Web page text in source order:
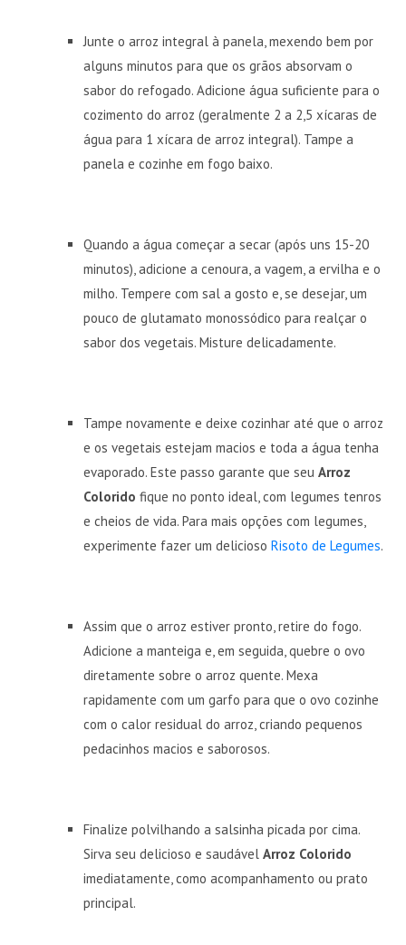
Junte o arroz integral à panela, mexendo bem por
alguns minutos para que os grãos absorvam o
sabor do refogado. Adicione água suficiente para o
cozimento do arroz (geralmente 2 a 2,5 xícaras de
água para 1 xícara de arroz integral). Tampe a
panela e cozinhe em fogo baixo.
Quando a água começar a secar (após uns 15-20
minutos), adicione a cenoura, a vagem, a ervilha e o
milho. Tempere com sal a gosto e, se desejar, um
pouco de glutamato monossódico para realçar o
sabor dos vegetais. Misture delicadamente.
Tampe novamente e deixe cozinhar até que o arroz
e os vegetais estejam macios e toda a água tenha
evaporado. Este passo garante que seuArroz
Colorido fique no ponto ideal, com legumes tenros
e cheios de vida. Para mais opções com legumes,
experimente fazer um deliciosoRisoto de Legumes.
Assim que o arroz estiver pronto, retire do fogo.
Adicione a manteiga e, em seguida, quebre o ovo
diretamente sobre o arroz quente. Mexa
rapidamente com um garfo para que o ovo cozinhe
com o calor residual do arroz, criando pequenos
pedacinhos macios e saborosos.
Finalize polvilhando a salsinha picada por cima.
Sirva seu delicioso e saudávelArroz Colorido
imediatamente, como acompanhamento ou prato
principal.